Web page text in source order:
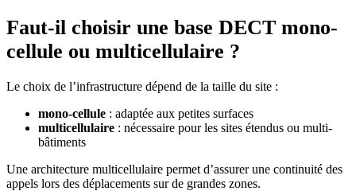
Faut-il choisir une base DECT mono-
cellule ou multicellulaire ?
Le choix de l’infrastructure dépend de la taille du site :
mono-cellule : adaptée aux petites surfaces
multicellulaire : nécessaire pour les sites étendus ou multi-
bâtiments
Une architecture multicellulaire permet d’assurer une continuité des
appels lors des déplacements sur de grandes zones.